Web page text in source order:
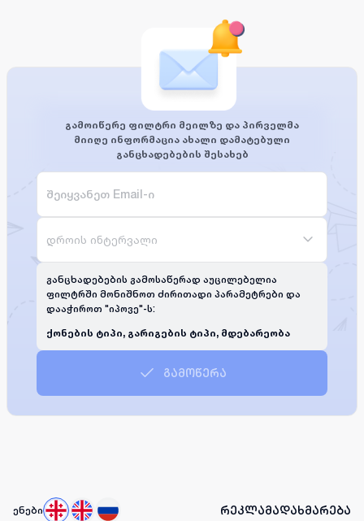
გამოიწერე ფილტრი მეილზე და პირველმა
მიიღე ინფორმაცია ახალი დამატებული
განცხადებების შესახებ
დროის ინტერვალი
განცხადებების გამოსაწერად აუცილებელია
ფილტრში მონიშნოთ ძირითადი პარამეტრები და
დააჭიროთ "იპოვე"-ს:
ქონების ტიპი, გარიგების ტიპი, მდებარეობა
გამოწერა
ენები რეკლამადახმარება